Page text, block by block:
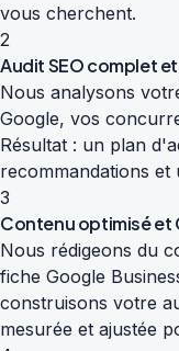
vous cherchent.
2
Audit SEO complet
Nous analysons
Google, vos
Résultat : un plan
recommandations
3
Contenu optimisé et
Nous rédigeons du
fiche Google
construisons votre
mesurée et ajustée